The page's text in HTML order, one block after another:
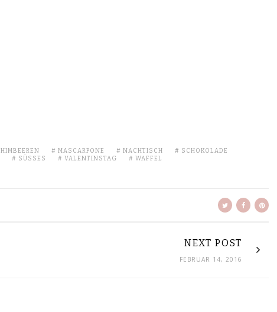
HIMBEEREN MASCARPONE NACHTISCH
SCHOKOLADE
SÜSSES VALENTINSTAG WAFFEL
NEXT POST
FEBRUAR 14, 2016